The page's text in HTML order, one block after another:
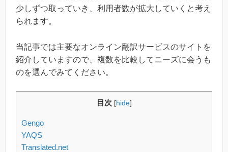
少しずつ取っていき、利用者数が拡大していくと考え
られます。
当記事では主要なオンライン翻訳サービスのサイトを
紹介していますので、複数を比較してニーズに会うも
のを選んでみてください。
目次 [hide]
Gengo
YAQS
Translated.net